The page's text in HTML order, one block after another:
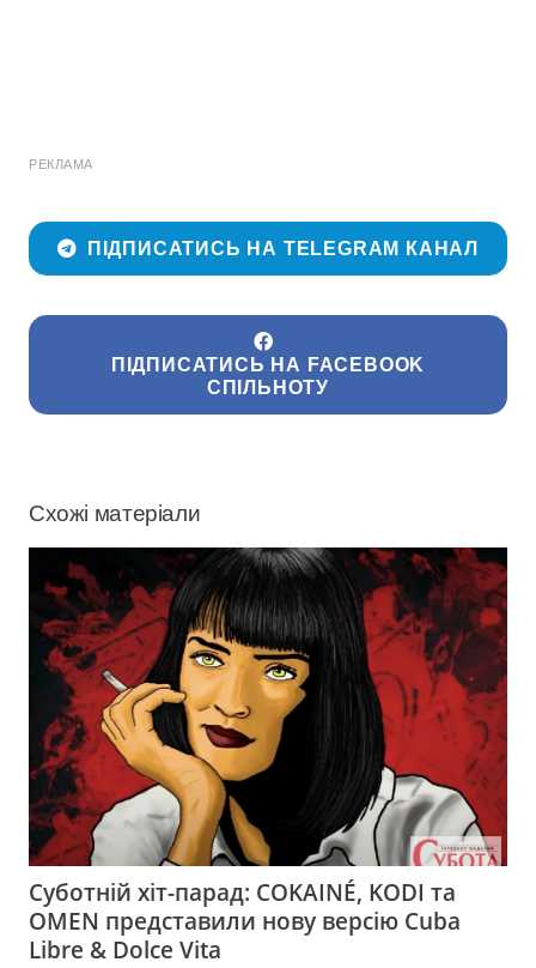
РЕКЛАМА
ПІДПИСАТИСЬ НА TELEGRAM КАНАЛ
ПІДПИСАТИСЬ НА FACEBOOK
СПІЛЬНОТУ
Схожі матеріали
Суботній хіт-парад: COKAINÉ, KODI та
OMEN представили нову версію Cuba
Libre & Dolce Vita